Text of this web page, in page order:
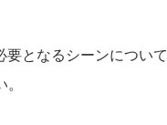
となるシーンについて